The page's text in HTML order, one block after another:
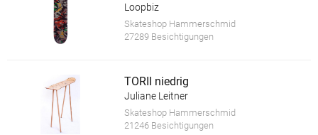
Loopbiz
Skateshop Hammerschmid
27289 Besichtigungen
TORII niedrig
Juliane Leitner
Skateshop Hammerschmid
21246 Besichtigungen